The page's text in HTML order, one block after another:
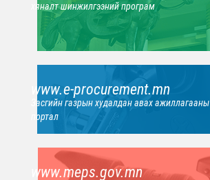
хяналт шинжилгээний програм
www.e-procurement.mn
Засгийн газрын худалдан авах ажиллагааны
портал
www.meps.gov.mn